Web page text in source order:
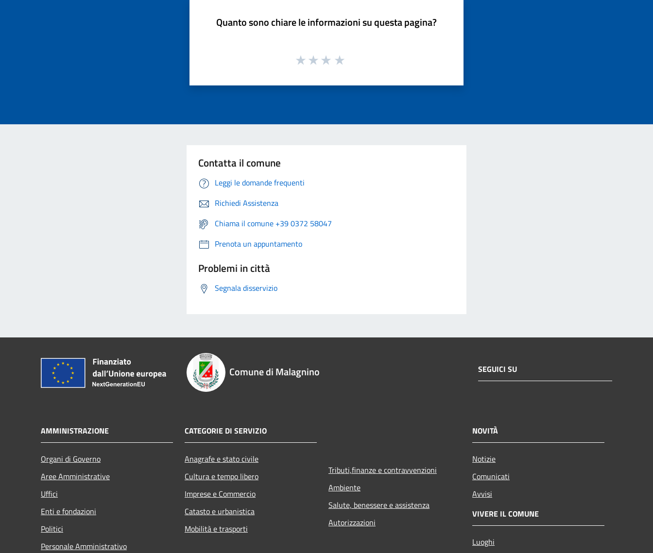
Quanto sono chiare le informazioni su questa pagina?
Contatta il comune
Leggi le domande frequenti
Richiedi Assistenza
Chiama il comune +39 0372 58047
Prenota un appuntamento
Problemi in città
Segnala disservizio
Comune di Malagnino SEGUICI SU
AMMINISTRAZIONE
Organi di Governo
Aree Amministrative
Uffici
Enti e fondazioni
Politici
Personale Amministrativo
CATEGORIE DI SERVIZIO
Anagrafe e stato civile
Cultura e tempo libero
Imprese e Commercio
Catasto e urbanistica
Mobilità e trasporti
Tributi,finanze e contravvenzioni
Ambiente
Salute, benessere e assistenza
Autorizzazioni
NOVITÀ
Notizie
Comunicati
Avvisi
VIVERE IL COMUNE
Luoghi